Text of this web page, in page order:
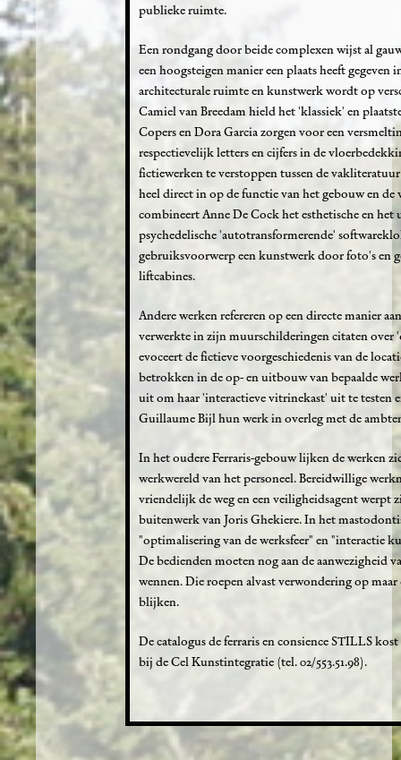
publieke ruimte.
Een rondgang door beide complexen wijst al
een hoogsteigen manier een plaats heeft
architecturale ruimte en kunstwerk wordt op
Camiel van Breedam hield het 'klassiek' en
Copers en Dora Garcia zorgen voor een
respectievelijk letters en cijfers in de
fictiewerken te verstoppen tussen de
heel direct in op de functie van het gebouw en
combineert Anne De Cock het esthetische en
psychedelische 'autotransformerende'
gebruiksvoorwerp een kunstwerk door foto's en
liftcabines.
Andere werken refereren op een directe manier
verwerkte in zijn muurschilderingen citaten
evoceert de fictieve voorgeschiedenis van de
betrokken in de op- en uitbouw van bepaalde
uit om haar 'interactieve vitrinekast' uit te testen
Guillaume Bijl hun werk in overleg met de
In het oudere Ferraris-gebouw lijken de werken
werkwereld van het personeel. Bereidwillige
vriendelijk de weg en een veiligheidsagent werpt
buitenwerk van Joris Ghekiere. In het
"optimalisering van de werksfeer" en "interactie
De bedienden moeten nog aan de aanwezigheid
wennen. Die roepen alvast verwondering op
blijken.
De catalogus de ferraris en consience STILLS
bij de Cel Kunstintegratie (tel. 02/553.51.98).